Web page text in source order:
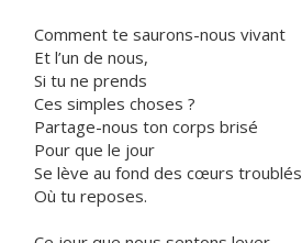
Comment te saurons-nous vivant
Et l’un de nous,
Si tu ne prends
Ces simples choses ?
Partage-nous ton corps brisé
Pour que le jour
Se lève au fond des cœurs troublés
Où tu reposes.